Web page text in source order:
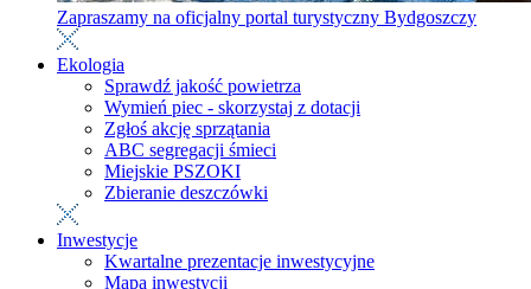
Zapraszamy na oficjalny portal turystyczny Bydgoszczy
Ekologia
Sprawdź jakość powietrza
Wymień piec - skorzystaj z dotacji
Zgłoś akcję sprzątania
ABC segregacji śmieci
Miejskie PSZOKI
Zbieranie deszczówki
Inwestycje
Kwartalne prezentacje inwestycyjne
Mapa inwestycji